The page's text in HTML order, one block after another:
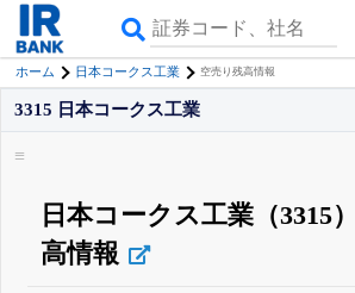
ホーム 日本コークス工業 空売り残高情報
3315 日本コークス工業
日本コークス工業（3315
高情報